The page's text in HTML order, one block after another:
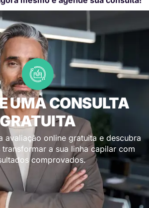
UMA CONSULTA
GRATUITA
avaliação online gratuita e descubra
a sua linha capilar com
comprovados.